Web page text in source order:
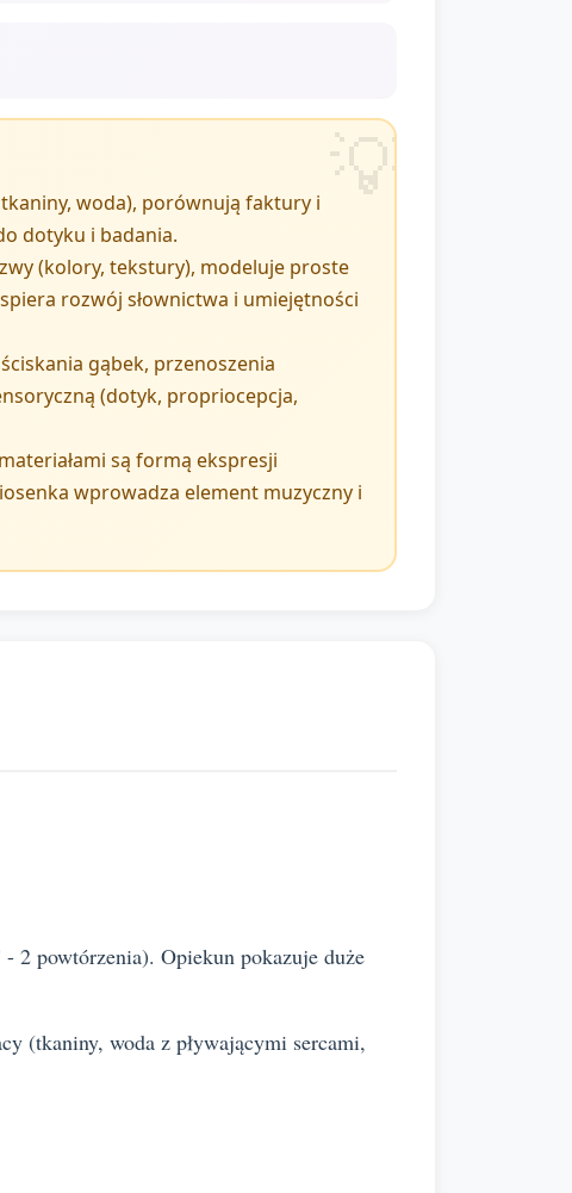
woda), porównują faktury i
dotyku i badania.
(kolory, tekstury), modeluje proste
rozwój słownictwa i umiejętności
gąbek, przenoszenia
(dotyk, propriocepcja,
są formą ekspresji
wprowadza element muzyczny i
2 powtórzenia). Opiekun pokazuje duże
(tkaniny, woda z pływającymi sercami,